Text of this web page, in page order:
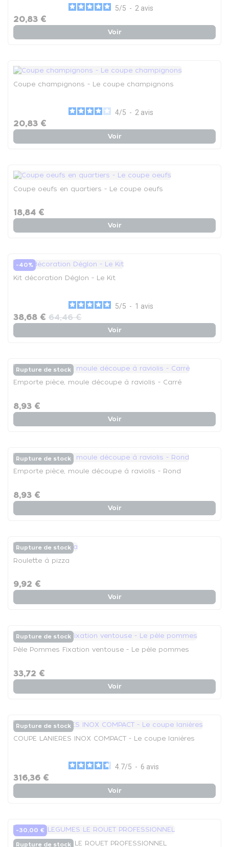
5/5 - 2 avis
20,83 €
Voir
Coupe champignons - Le coupe champignons
4/5 - 2 avis
20,83 €
Voir
Coupe oeufs en quartiers - Le coupe oeufs
18,84 €
Voir
-40%
Kit décoration Déglon - Le Kit
5/5 - 1 avis
38,68 € 64,46 €
Voir
Rupture de stock
Emporte pièce, moule découpe à raviolis - Carré
8,93 €
Voir
Rupture de stock
Emporte pièce, moule découpe à raviolis - Rond
8,93 €
Voir
Rupture de stock
Roulette à pizza
9,92 €
Voir
Rupture de stock
Pèle Pommes Fixation ventouse - Le pèle pommes
33,72 €
Voir
Rupture de stock
COUPE LANIERES INOX COMPACT - Le coupe lanières
4.7/5 - 6 avis
316,36 €
Voir
-30,00 €
Rupture de stock
COUPE LEGUMES LE ROUET PROFESSIONNEL